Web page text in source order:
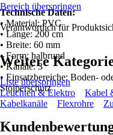
Technische Daten:
• Material: PVC
• Länge: 200 cm
• Breite: 60 mm
• Form: halbrund
• Kanäle: 3
• Einsatzbereiche: Boden-
Stolperschutz
Bereich überspringen
Verantwortlich für
Weitere
Liste überspringen
Leuchten & Elektro
Kabel
Kabelkanäle
Flexrohre